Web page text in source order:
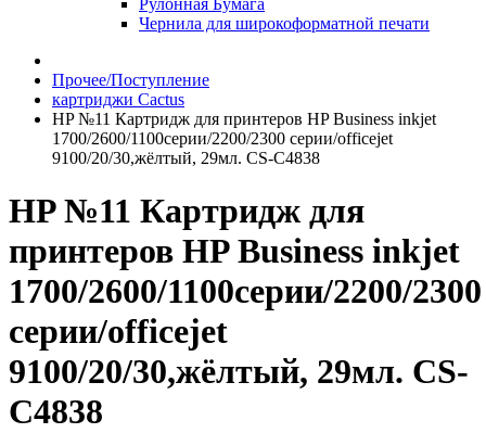
Рулонная Бумага
Чернила для широкоформатной печати
Прочее/Поступление
картриджи Cactus
HP №11 Картридж для принтеров HP Business inkjet
1700/2600/1100серии/2200/2300 серии/officejet
9100/20/30,жёлтый, 29мл. CS-C4838
HP №11 Картридж для
принтеров HP Business inkjet
1700/2600/1100серии/2200/2300
серии/officejet
9100/20/30,жёлтый, 29мл. CS-
C4838